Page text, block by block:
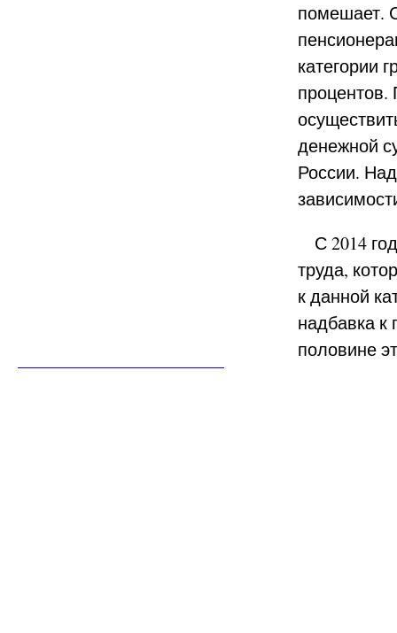
помешает.
категории
денежной
России.
С 2014
труда,
к данной
надбавка к
половине